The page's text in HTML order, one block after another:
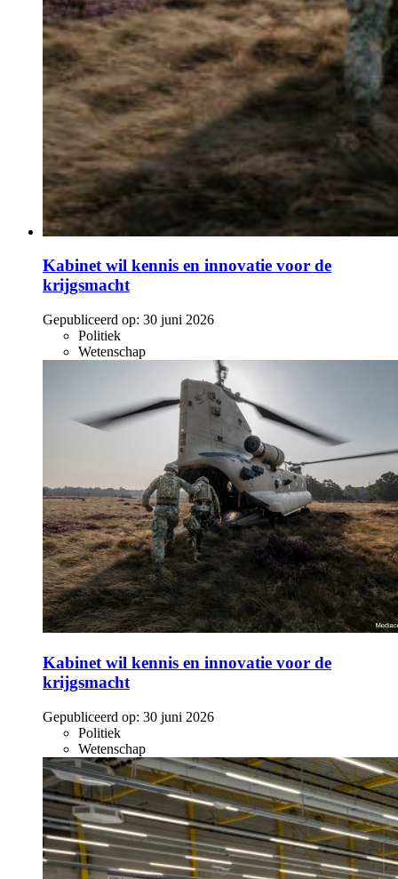
Kabinet wil kennis en innovatie voor de
krijgsmacht
Gepubliceerd op: 30 juni 2026
Politiek
Wetenschap
Kabinet wil kennis en innovatie voor de
krijgsmacht
Gepubliceerd op: 30 juni 2026
Politiek
Wetenschap